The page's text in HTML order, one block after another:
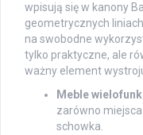
wpisują się w kanony
geometrycznych
na swobodne
tylko praktyczne, ale
ważny element
Meble
zarówno
schowka.